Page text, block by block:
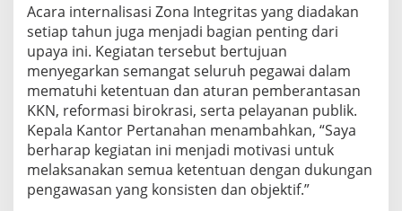
Acara internalisasi Zona Integritas yang diadakan
setiap tahun juga menjadi bagian penting dari
upaya ini. Kegiatan tersebut bertujuan
menyegarkan semangat seluruh pegawai dalam
mematuhi ketentuan dan aturan pemberantasan
KKN, reformasi birokrasi, serta pelayanan publik.
Kepala Kantor Pertanahan menambahkan, “Saya
berharap kegiatan ini menjadi motivasi untuk
melaksanakan semua ketentuan dengan dukungan
pengawasan yang konsisten dan objektif.”